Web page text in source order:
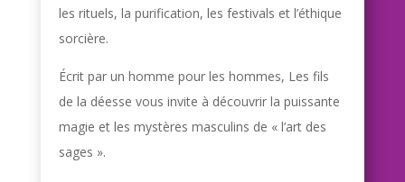
les rituels, la purification, les festivals et l’éthique
sorcière.
Écrit par un homme pour les hommes, Les fils
de la déesse vous invite à découvrir la puissante
magie et les mystères masculins de « l’art des
sages ».